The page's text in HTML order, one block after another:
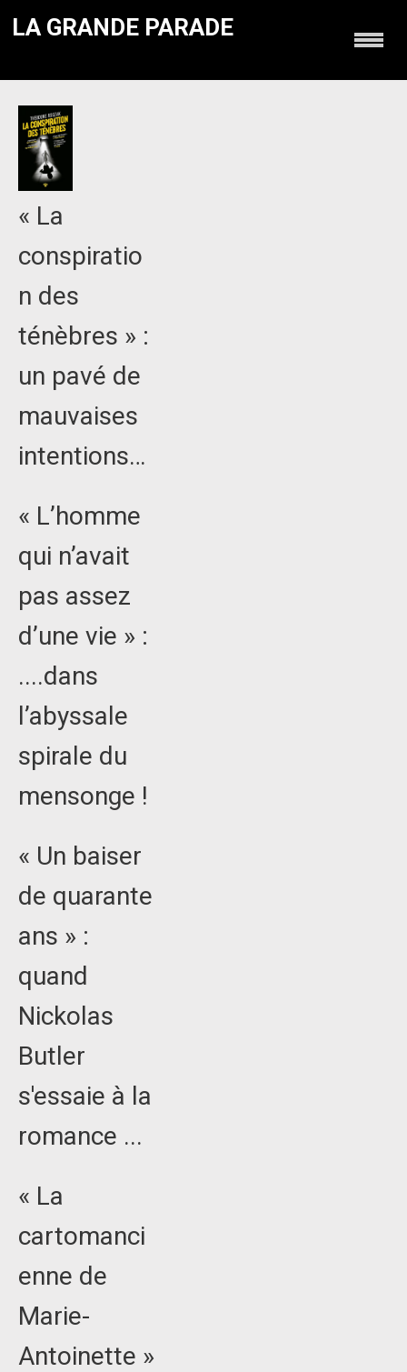
LA GRANDE PARADE
« La
conspiratio
n des
ténèbres » :
un pavé de
mauvaises
intentions…
« L’homme
qui n’avait
pas assez
d’une vie » :
....dans
l’abyssale
spirale du
mensonge !
« Un baiser
de quarante
ans » :
quand
Nickolas
Butler
s'essaie à la
romance ...
« La
cartomanci
enne de
Marie-
Antoinette »